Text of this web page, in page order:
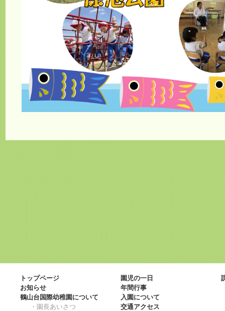
トップページ
お知らせ
鶴山台国際幼稚園について
・園長あいさつ
園児の一日
年間行事
入園について
交通アクセス